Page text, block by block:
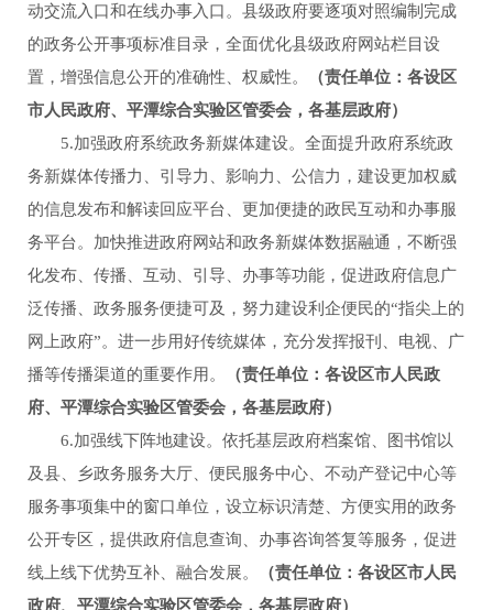
动交流入口和在线办事入口。县级政府要逐项对照编制完成
的政务公开事项标准目录，全面优化县级政府网站栏目设
置，增强信息公开的准确性、权威性。
（责任单位：各设区
市人民政府、平潭综合实验区管委会，各基层政府）
5.加强政府系统政务新媒体建设。全面提升政府系统政
务新媒体传播力、引导力、影响力、公信力，建设更加权威
的信息发布和解读回应平台、更加便捷的政民互动和办事服
务平台。加快推进政府网站和政务新媒体数据融通，不断强
化发布、传播、互动、引导、办事等功能，促进政府信息广
泛传播、政务服务便捷可及，努力建设利企便民的“指尖上的
网上政府”。进一步用好传统媒体，充分发挥报刊、电视、广
播等传播渠道的重要作用。
（责任单位：各设区市人民政
府、平潭综合实验区管委会，各基层政府）
6.加强线下阵地建设。依托基层政府档案馆、图书馆以
及县、乡政务服务大厅、便民服务中心、不动产登记中心等
服务事项集中的窗口单位，设立标识清楚、方便实用的政务
公开专区，提供政府信息查询、办事咨询答复等服务，促进
线上线下优势互补、融合发展。
（责任单位：各设区市人民
政府、平潭综合实验区管委会，各基层政府）